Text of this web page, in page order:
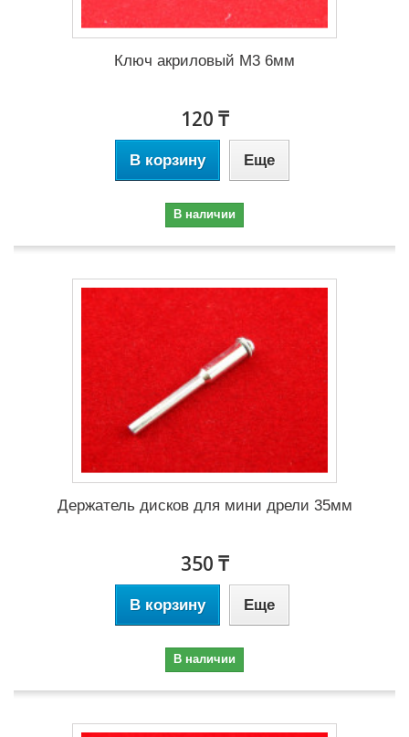
Ключ акриловый М3 6мм
120 ₸
В корзину Еще
В наличии
Держатель дисков для мини дрели 35мм
350 ₸
В корзину Еще
В наличии